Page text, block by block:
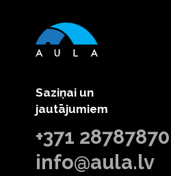
Saziņai un
jautājumiem
+371 28787870
info@aula.lv